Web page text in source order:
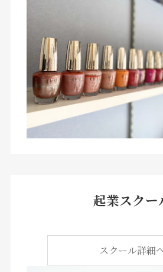
起業スクー
スクール詳細